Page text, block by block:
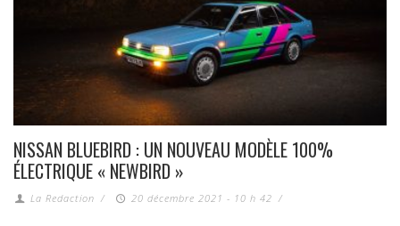
NISSAN BLUEBIRD : UN NOUVEAU MODÈLE 100%
ÉLECTRIQUE « NEWBIRD »
La Redaction / 20 décembre 2021 - 10 h 42 /